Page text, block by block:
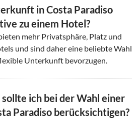
in Costa Paradiso
zu einem Hotel?
mehr Privatsphäre, Platz und
und sind daher eine beliebte Wahl
Unterkunft bevorzugen.
ich bei der Wahl einer
Paradiso berücksichtigen?